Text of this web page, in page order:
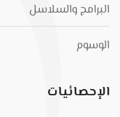
البرامج والسلاسل
الوسوم
الإحصائيات